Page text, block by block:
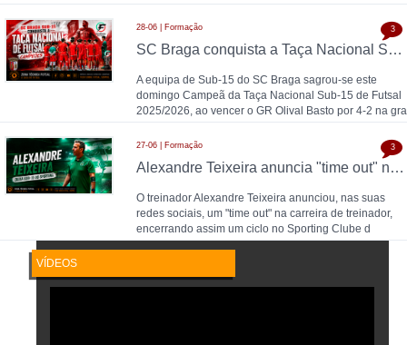
28-06 | Formação
SC Braga conquista a Taça Nacional Sub-15 de Futsal e sobe ao Campeonato Nacional 26/27
A equipa de Sub-15 do SC Braga sagrou-se este
domingo Campeã da Taça Nacional Sub-15 de Futsal
2025/2026, ao vencer o GR Olival Basto por 4-2 na gra
3
27-06 | Formação
Alexandre Teixeira anuncia "time out" no futsal: pausa após título de Campeão Nacional pelo Sporting CP
O treinador Alexandre Teixeira anunciou, nas suas
redes sociais, um "time out" na carreira de treinador,
encerrando assim um ciclo no Sporting Clube d
3
VÍDEOS